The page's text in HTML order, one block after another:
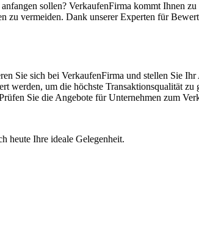
sollen? VerkaufenFirma kommt Ihnen
zu vermeiden. Dank unserer Experten für
Sie sich bei VerkaufenFirma und stellen Sie
werden, um die höchste Transaktionsqualität
Sie die Angebote für Unternehmen zum
heute Ihre ideale Gelegenheit.